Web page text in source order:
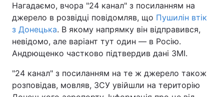
Тема оформлення
Нагадаємо, вчора "24 канал" з посиланням на
джерело в розвідці повідомляв, що Пушилін втік
з Донецька. В якому напрямку він відправився,
невідомо, але варіант тут один — в Росію.
Андрющенко частково підтвердив дані ЗМІ.
"24 канал" з посиланням на те ж джерело також
розповідав, мовляв, ЗСУ увійшли на територію